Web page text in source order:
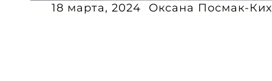
18 марта, 2024 Оксана Посмак-